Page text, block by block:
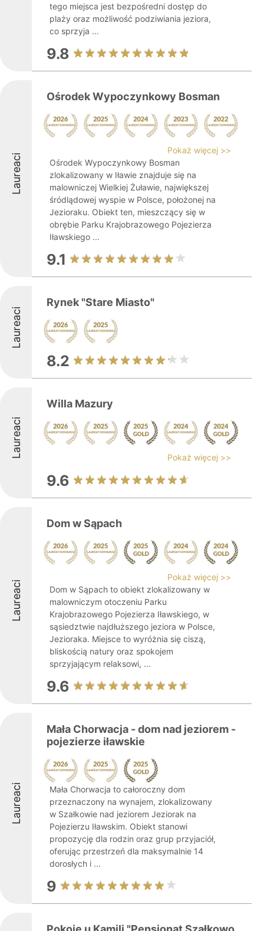
tego miejsca jest bezpośredni dostęp do
plaży oraz możliwość podziwiania jeziora,
co sprzyja ...
9.8
Laureaci
Ośrodek Wypoczynkowy Bosman
Pokaż więcej >>
Ośrodek Wypoczynkowy Bosman
zlokalizowany w Iławie znajduje się na
malowniczej Wielkiej Żuławie, największej
śródlądowej wyspie w Polsce, położonej na
Jezioraku. Obiekt ten, mieszczący się w
obrębie Parku Krajobrazowego Pojezierza
Iławskiego ...
9.1
Laureaci
Rynek "Stare Miasto"
8.2
Laureaci
Willa Mazury
Pokaż więcej >>
9.6
Laureaci
Dom w Sąpach
Pokaż więcej >>
Dom w Sąpach to obiekt zlokalizowany w
malowniczym otoczeniu Parku
Krajobrazowego Pojezierza Iławskiego, w
sąsiedztwie najdłuższego jeziora w Polsce,
Jezioraka. Miejsce to wyróżnia się ciszą,
bliskością natury oraz spokojem
sprzyjającym relaksowi, ...
9.6
Laureaci
Mała Chorwacja - dom nad jeziorem -
pojezierze iławskie
Mała Chorwacja to całoroczny dom
przeznaczony na wynajem, zlokalizowany
w Szałkowie nad jeziorem Jeziorak na
Pojezierzu Iławskim. Obiekt stanowi
propozycję dla rodzin oraz grup przyjaciół,
oferując przestrzeń dla maksymalnie 14
dorosłych i ...
9